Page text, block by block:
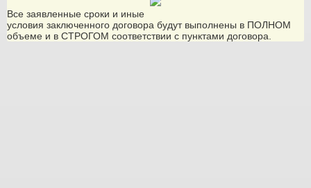
Все заявленные сроки и иные
условия заключенного договора будут выполнены в ПОЛНОМ
объеме и в СТРОГОМ соответствии с пунктами договора.